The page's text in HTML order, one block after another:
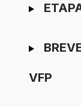
VFP